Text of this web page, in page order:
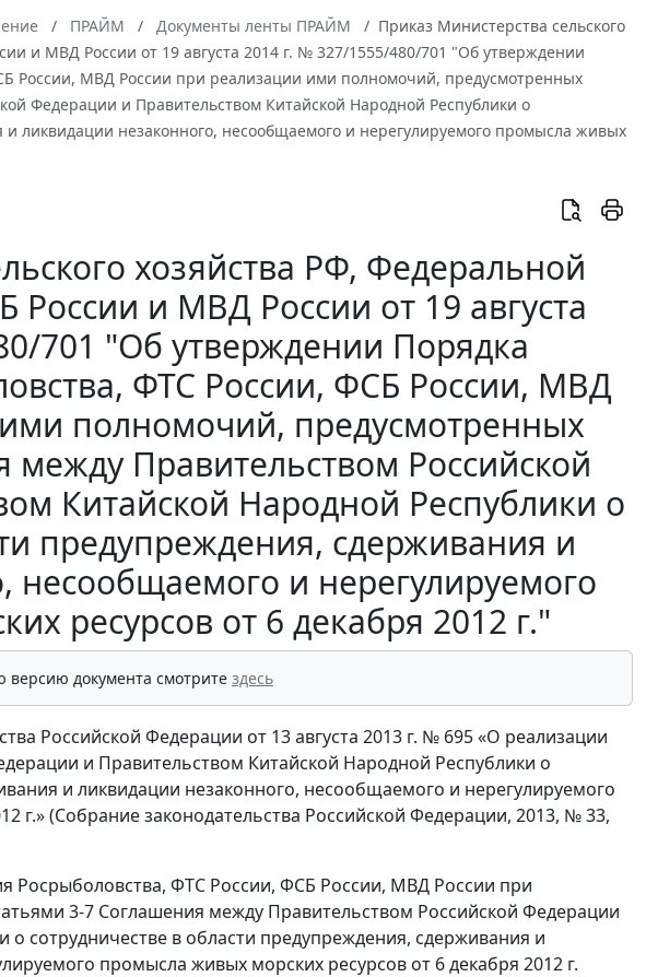
ПРАЙМ Документы ленты ПРАЙМ
Приказ Министерства сельского
и МВД России от 19 августа 2014 г. № 327/1555/480/701 "Об утверждении
России, МВД России при реализации ими полномочий, предусмотренных
Федерации и Правительством Китайской Народной Республики о
ликвидации незаконного, несообщаемого и нерегулируемого промысла живых
хозяйства РФ, Федеральной
и МВД России от 19 августа
701 "Об утверждении Порядка
ФТС России, ФСБ России, МВД
полномочий, предусмотренных
между Правительством Российской
Китайской Народной Республики о
предупреждения, сдерживания и
несообщаемого и нерегулируемого
ресурсов от 6 декабря 2012 г."
версию документа смотрите здесь
Российской Федерации от 13 августа 2013 г. № 695 «О реализации
и Правительством Китайской Народной Республики о
и ликвидации незаконного, несообщаемого и нерегулируемого
г.» (Собрание законодательства Российской Федерации, 2013, № 33,
Росрыболовства, ФТС России, ФСБ России, МВД России при
3-7 Соглашения между Правительством Российской Федерации
сотрудничестве в области предупреждения, сдерживания и
промысла живых морских ресурсов от 6 декабря 2012 г.